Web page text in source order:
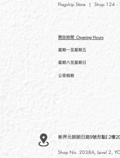
Flagship Store | Shop 124 -
開放時間 Opening Hours
星期一至星期五
星期六至星期日
公眾假期
新界元朗朗日路9號形點I 2樓
Shop No. 2038A, Level 2,